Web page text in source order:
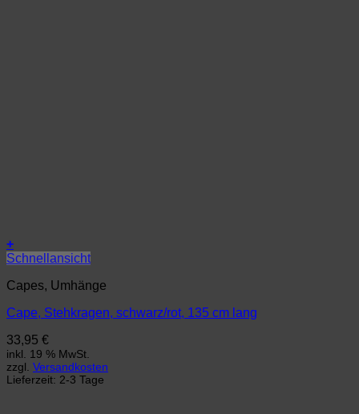
+
Schnellansicht
Capes, Umhänge
Cape, Stehkragen, schwarz/rot, 135 cm lang
33,95 €
inkl. 19 % MwSt.
zzgl. Versandkosten
Lieferzeit: 2-3 Tage